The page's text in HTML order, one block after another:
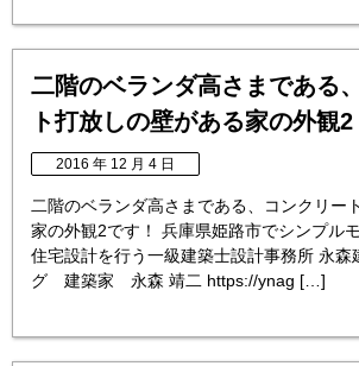
二階のベランダ高さまである
ト打放しの壁がある家の外観2
2016 年 12 月 4 日
二階のベランダ高さまである、コンクリー
家の外観2です！ 兵庫県姫路市でシンプル
住宅設計を行う一級建築士設計事務所 永森
グ 建築家 永森 靖二 https://ynag […]